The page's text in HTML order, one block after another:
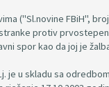
("Sl.novine FBiH",
protiv
spor kao da joj je
u skladu sa